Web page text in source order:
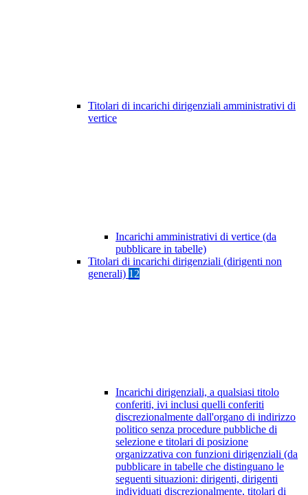
Titolari di incarichi dirigenziali amministrativi di
vertice
Incarichi amministrativi di vertice (da
pubblicare in tabelle)
Titolari di incarichi dirigenziali (dirigenti non
generali) 12
Incarichi dirigenziali, a qualsiasi titolo
conferiti, ivi inclusi quelli conferiti
discrezionalmente dall'organo di indirizzo
politico senza procedure pubbliche di
selezione e titolari di posizione
organizzativa con funzioni dirigenziali (da
pubblicare in tabelle che distinguano le
seguenti situazioni: dirigenti, dirigenti
individuati discrezionalmente, titolari di